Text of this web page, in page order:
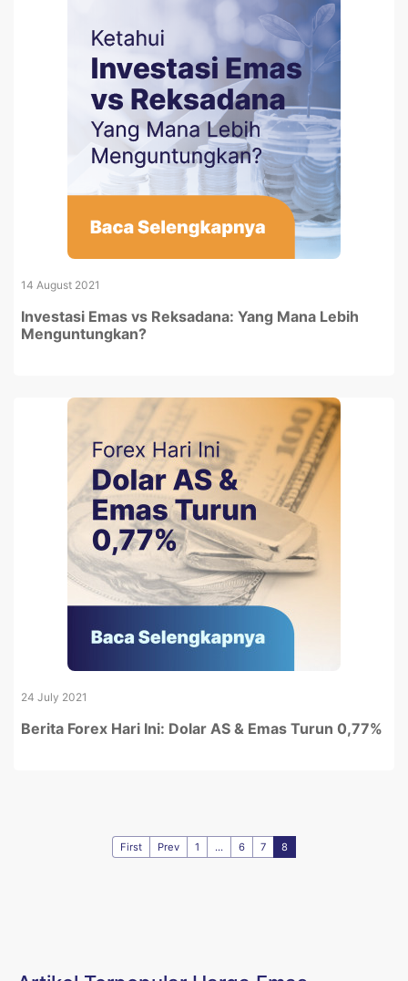
14 August 2021
Investasi Emas vs Reksadana: Yang Mana Lebih
Menguntungkan?
24 July 2021
Berita Forex Hari Ini: Dolar AS & Emas Turun 0,77%
First Prev 1 ... 6 7 8